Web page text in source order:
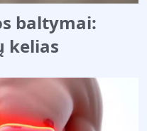
baltymai:
kelias